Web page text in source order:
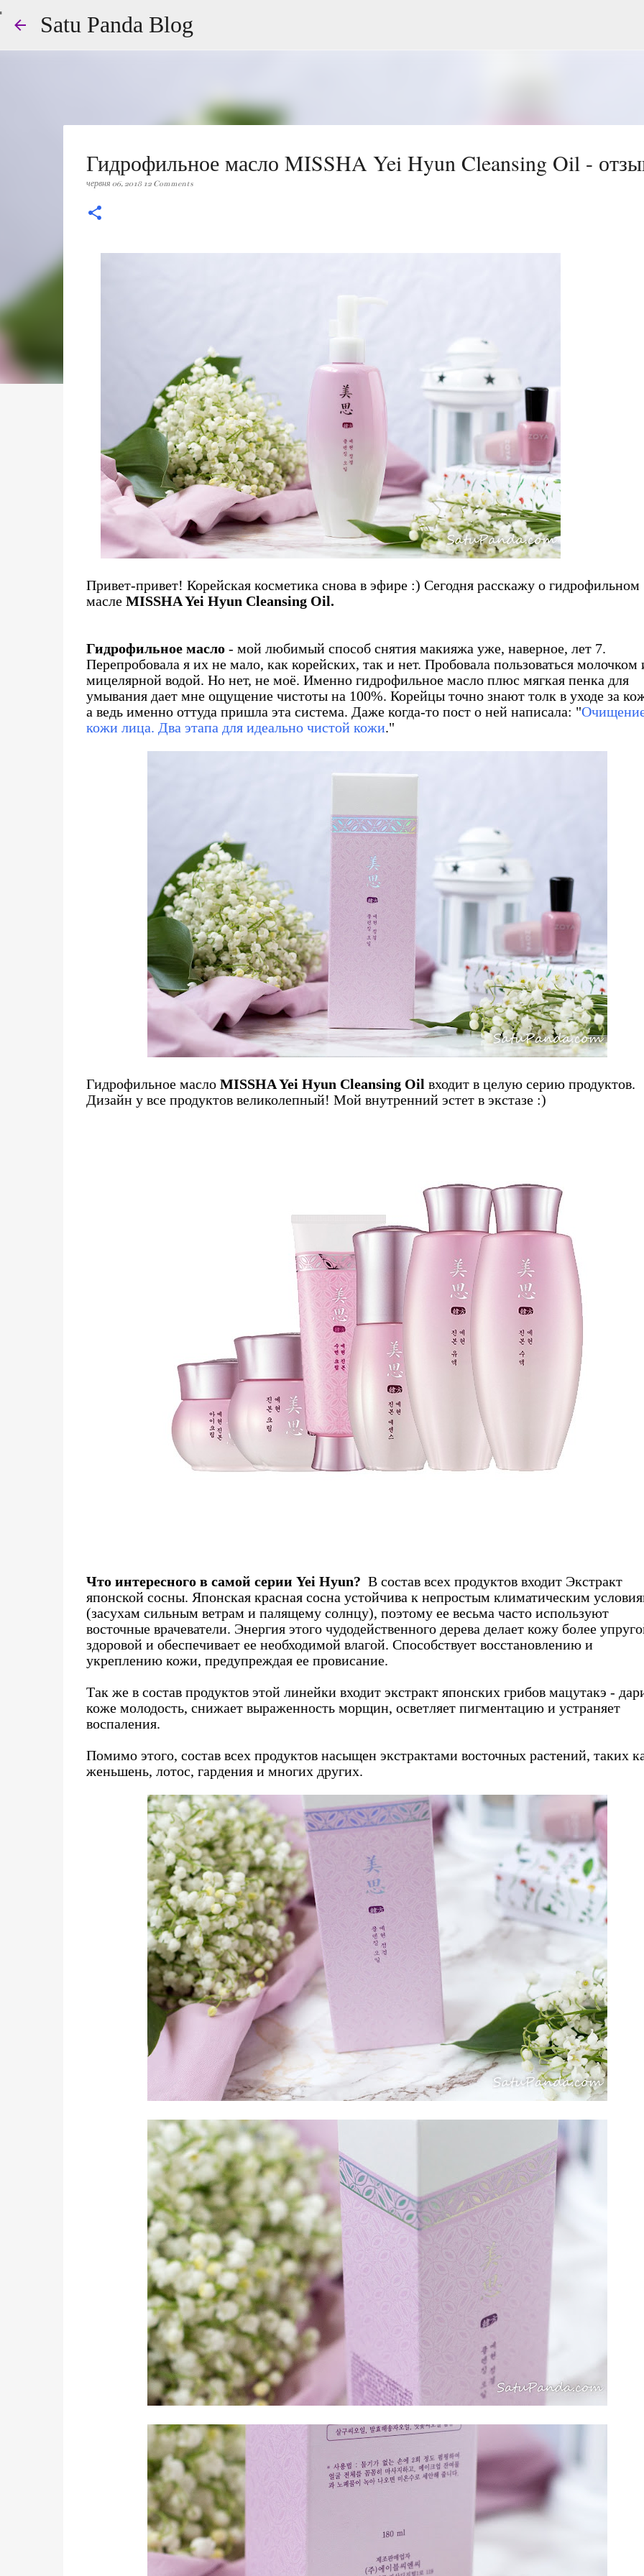
Satu Panda Blog
Гидрофильное масло MISSHA Yei Hyun Cleansing Oil -
червня 06, 201812 Comments
Привет-привет! Корейская косметика снова в эфире :) Сегодня расскажу о гидрофильном
масле MISSHA Yei Hyun Cleansing Oil.
Гидрофильное масло - мой любимый способ снятия макияжа уже, наверное, лет 7.
Перепробовала я их не мало, как корейских, так и нет. Пробовала пользоваться молочком
мицелярной водой. Но нет, не моё. Именно гидрофильное масло плюс мягкая пенка для
умывания дает мне ощущение чистоты на 100%. Корейцы точно знают толк в уходе за
а ведь именно оттуда пришла эта система. Даже когда-то пост о ней написала: "
кожи лица. Два этапа для идеально чистой кожи."
Гидрофильное масло MISSHA Yei Hyun Cleansing Oil входит в целую серию продуктов.
Дизайн у все продуктов великолепный! Мой внутренний эстет в экстазе :)
Что интересного в самой серии Yei Hyun? В состав всех продуктов входит Экстракт
японской сосны. Японская красная сосна устойчива к непростым климатическим
(засухам сильным ветрам и палящему солнцу), поэтому ее весьма часто используют
восточные врачеватели. Энергия этого чудодейственного дерева делает кожу более
здоровой и обеспечивает ее необходимой влагой. Способствует восстановлению и
укреплению кожи, предупреждая ее провисание.
Так же в состав продуктов этой линейки входит экстракт японских грибов мацутакэ -
коже молодость, снижает выраженность морщин, осветляет пигментацию и устраняет
воспаления.
Помимо этого, состав всех продуктов насыщен экстрактами восточных растений, таких
женьшень, лотос, гардения и многих других.